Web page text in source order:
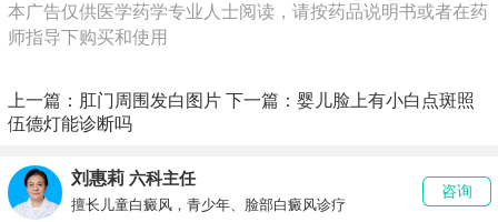
本广告仅供医学药学专业人士阅读，请按药品说明书或者在药
师指导下购买和使用
上一篇： 肛门周围发白图片 下一篇： 婴儿脸上有小白点斑照
伍德灯能诊断吗
刘惠莉 六科主任
擅长儿童白癜风，青少年、脸部白癜风诊疗
咨询